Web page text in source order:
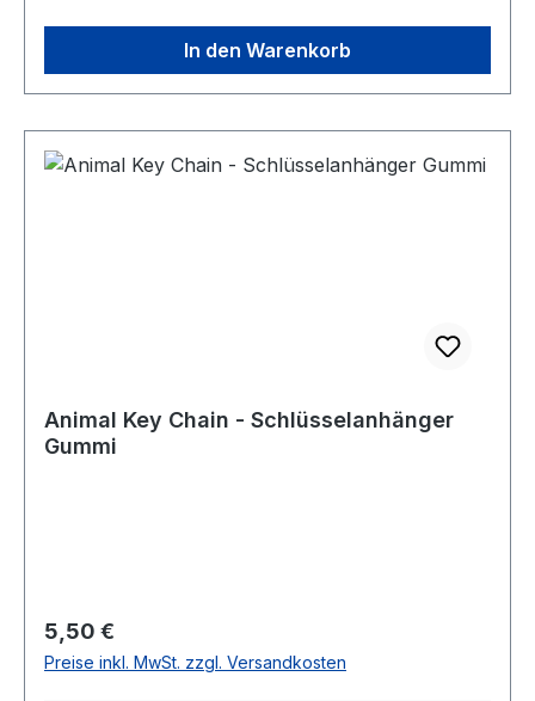
In den Warenkorb
Animal Key Chain - Schlüsselanhänger
Gummi
Regulärer Preis:
5,50 €
Preise inkl. MwSt. zzgl. Versandkosten